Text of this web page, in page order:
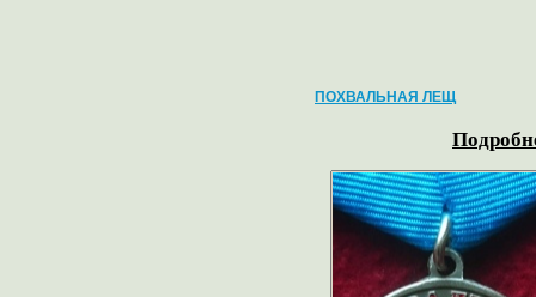
ПОХВАЛЬНАЯ ЛЕЩ